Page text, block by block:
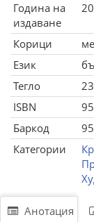
Година на
издаване
Корици
Език
Тегло
ISBN
Баркод
Категории
Анотация